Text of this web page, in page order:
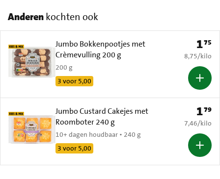
Anderenkochten ook
Jumbo Bokkenpootjes met
Crèmevulling 200 g
200 g
3 voor 5,00
Prijs:
175
€ 8,75 per
8,75/kilo
Jumbo Custard Cakejes met
Roomboter 240 g
10+ dagen houdbaar • 240 g
3 voor 5,00
Prijs:
179
€ 7,46 per
7,46/kilo